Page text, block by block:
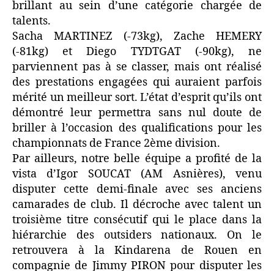
brillant au sein d’une catégorie chargée de
talents.
Sacha MARTINEZ (-73kg), Zache HEMERY
(-81kg) et Diego TYDTGAT (-90kg), ne
parviennent pas à se classer, mais ont réalisé
des prestations engagées qui auraient parfois
mérité un meilleur sort. L’état d’esprit qu’ils ont
démontré leur permettra sans nul doute de
briller à l’occasion des qualifications pour les
championnats de France 2ème division.
Par ailleurs, notre belle équipe a profité de la
vista d’Igor SOUCAT (AM Asnières), venu
disputer cette demi-finale avec ses anciens
camarades de club. Il décroche avec talent un
troisième titre consécutif qui le place dans la
hiérarchie des outsiders nationaux. On le
retrouvera à la Kindarena de Rouen en
compagnie de Jimmy PIRON pour disputer les